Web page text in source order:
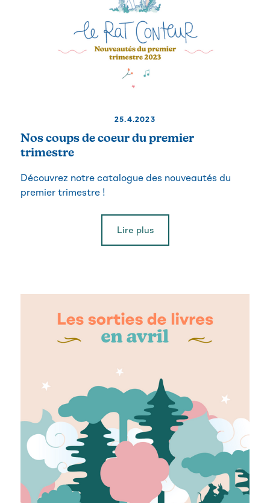
25.4.2023
Nos coups de coeur du premier
trimestre
Découvrez notre catalogue des nouveautés du
premier trimestre !
Lire plus